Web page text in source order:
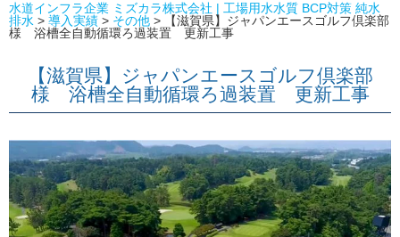
水道インフラ企業 ミズカラ株式会社 | 工場用水水質 BCP対策 純水
排水 > 導入実績 > その他 >
【滋賀県】ジャパンエースゴルフ倶楽部
様 浴槽全自動循環ろ過装置 更新工事
【滋賀県】ジャパンエースゴルフ倶楽部
様 浴槽全自動循環ろ過装置 更新工事